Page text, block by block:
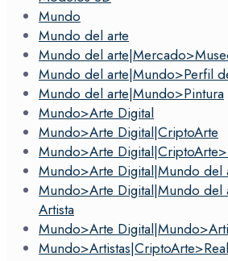
Mundo
Mundo del arte
Mundo del
Mundo del arte|Mundo>Perfil
Mundo del arte|Mundo>Pintura
Mundo>Arte Digital
Mundo>Arte Digital|CriptoArte
Mundo>Arte
Mundo>Arte Digital|Mundo del
Mundo>Arte Digital|Mundo del
Artista
Mundo>Arte